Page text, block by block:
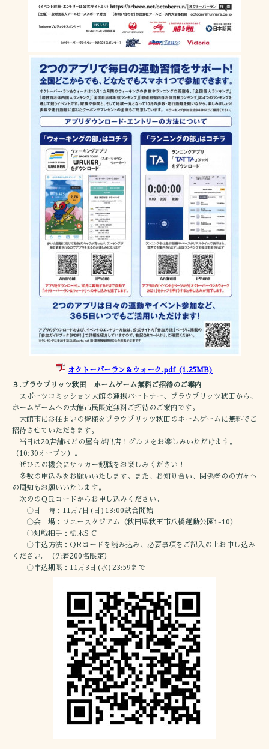
オクトーバーラン＆ウォーク.pdf(1.25MB)
３.ブラウブリッツ秋田 ホームゲーム無料ご招待のご案内
スポーツコミッション大館の連携パートナー、ブラウブリッツ秋田から、
ホームゲームへの大館市民限定無料ご招待のご案内です。
大館市にお住まいの皆様をブラウブリッツ秋田のホームゲームに無料でご
招待させていただきます。
当日は20店舗ほどの屋台が出店！グルメをお楽しみいただけます。
（10:30オープン）。
ぜひこの機会にサッカー観戦をお楽しみください！
多数の申込みをお願いいたします。また、お知り合い、関係者のの方々へ
の周知もお願いいたします。
次ののＱＲコードからお申し込みください。
〇日 時：11月7日(日)13:00試合開始
〇会 場：ソユースタジアム（秋田県秋田市八橋運動公園1-10）
〇対戦相手：栃木S C
〇申込方法：QRコードを読み込み、必要事項をご記入の上お申し込み
ください。（先着200名限定）
〇申込期限：11月3日(水)23:59まで